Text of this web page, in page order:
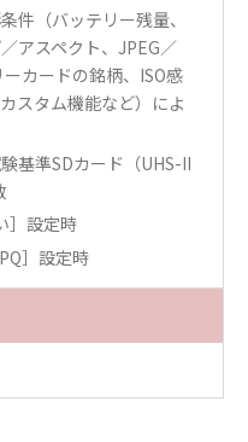
件（バッテリー残量、
アスペクト、JPEG／
カードの銘柄、ISO感
スタム機能など）によ
基準SDカード（UHS-II
］設定時
］設定時